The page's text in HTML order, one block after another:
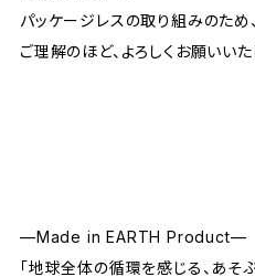
パッケージレスの取り組みのため
ご理解のほど、よろしくお願いいた
—Made in EARTH Product—
「地球全体の循環を感じる、あそぶ